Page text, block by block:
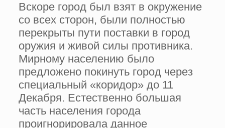
Вскоре город был взят в окружение
со всех сторон, были полностью
перекрыты пути поставки в город
оружия и живой силы противника.
Мирному населению было
предложено покинуть город через
специальный «коридор» до 11
Декабря. Естественно большая
часть населения города
проигнорировала данное